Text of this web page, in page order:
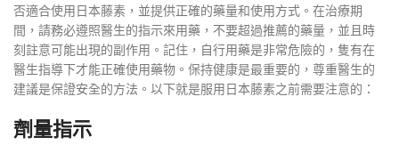
否適合使用日本藤素，並提供正確的藥量和使用方式。在治療期
間，請務必遵照醫生的指示來用藥，不要超過推薦的藥量，並且時
刻註意可能出現的副作用。記住，自行用藥是非常危險的，隻有在
醫生指導下才能正確使用藥物。保持健康是最重要的，尊重醫生的
建議是保證安全的方法。以下就是服用日本藤素之前需要注意的：
劑量指示